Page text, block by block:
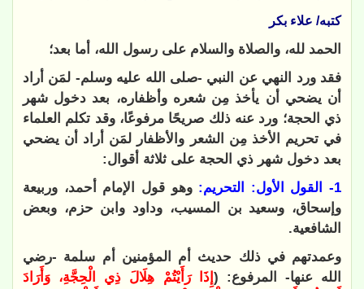
كتبه/ علاء بكر
الحمد لله، والصلاة والسلام على رسول الله، أما بعد؛
فقد ورد النهي عن النبي -صلى الله عليه وسلم- لمَن أراد
أن يضحي أن يأخذ مِن شعره وأظفاره، بعد دخول شهر
ذي الحجة؛ ورد عنه ذلك صريحًا مرفوعًا، وقد تكلم العلماء
في تحريم الأخذ مِن الشعر والأظفار لمَن أراد أن يضحي
بعد دخول شهر ذي الحجة على ثلاثة أقوال:
1- القول الأول: التحريم:
وهو قول الإمام أحمد، وربيعة
وإسحاق، وسعيد بن المسيب، وداود وابن حزم، وبعض
الشافعية.
وعمدتهم في ذلك حديث أم المؤمنين أم سلمة -رضي
الله عنها- المرفوع: (إِذَا رَأَيْتُمْ هِلَالَ ذِي الْحِجَّةِ، وَأَرَادَ